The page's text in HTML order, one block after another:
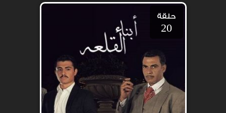
حلقة
20